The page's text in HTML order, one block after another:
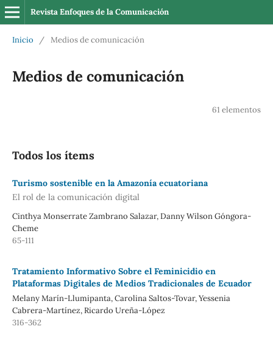
Revista Enfoques de la Comunicación
Inicio / Medios de comunicación
Medios de comunicación
61 elementos
Todos los ítems
Turismo sostenible en la Amazonía ecuatoriana
El rol de la comunicación digital
Cinthya Monserrate Zambrano Salazar, Danny Wilson Góngora-
Cheme
65-111
Tratamiento Informativo Sobre el Feminicidio en
Plataformas Digitales de Medios Tradicionales de Ecuador
Melany Marín-Llumipanta, Carolina Saltos-Tovar, Yessenia
Cabrera-Martínez, Ricardo Ureña-López
316-362